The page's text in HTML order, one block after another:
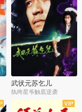
武状元苏乞儿
纨绔星爷触底逆袭